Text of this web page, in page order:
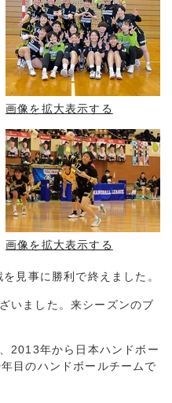
画像を拡大表示する
画像を拡大表示する
見事に勝利で終えました。
いました。来シーズンのブ
2013年から日本ハンドボー
目のハンドボールチームで